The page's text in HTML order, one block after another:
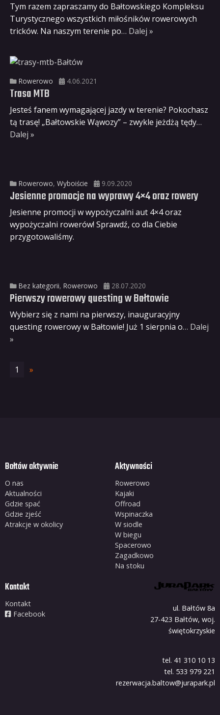
Tym razem zapraszamy do Bałtowskiego Kompleksu
Turystycznego wszystkich miłośników rowerowych
tricków. Na naszym terenie po… Dalej »
Rowerowo 4.06.2021
Trasa MTB
Jesteś fanem wymagającej jazdy w terenie? Pokochasz
tą trasę! „Bałtowskie Wąwozy” – zwykle jeżdżą tędy…
Dalej »
Rowerowo, Wyboiście 9.09.2020
Jesienne promocje na wyprawy 4×4 oraz rowery
Jesienne promocji w wypożyczalni aut 4×4 oraz
wypożyczalni rowerów! Sprawdź, co dla Ciebie
przygotowaliśmy.
Bez kategorii, Rowerowo 28.07.2020
Pierwszy rowerowy questing w Bałtowie
Wybierz się z nami na pierwszy, inauguracyjny
questing rowerowy w Bałtowie! Już 1 sierpnia o… Dalej
»
1 »
Bałtów aktywnie
O nas
Aktualności
Gdzie spać
Gdzie zjeść
Atrakcje w okolicy
Aktywności
Rowerowo
Kajaki
Offroad
Wspinaczka
W siodle
W biegu
Spacerowo
Zagadkowo
Na stoku
Kontakt
Kontakt
Facebook
ul. Bałtów 8a
27-423 Bałtów, woj.
świętokrzyskie
tel. 41 310 10 13
tel. 533 979 221
rezerwacja.baltow@jurapark.pl